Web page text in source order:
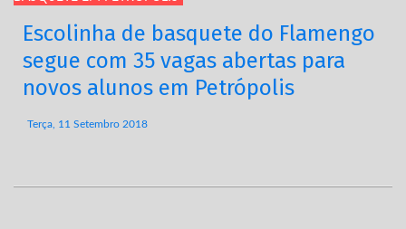
Escolinha de basquete do Flamengo
segue com 35 vagas abertas para
novos alunos em Petrópolis
Terça, 11 Setembro 2018